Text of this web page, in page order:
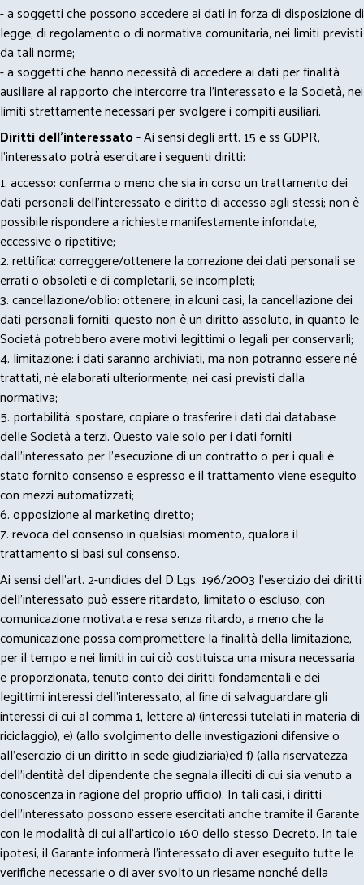
- a soggetti che possono accedere ai dati in forza di disposizione di
legge, di regolamento o di normativa comunitaria, nei limiti previsti
da tali norme;
- a soggetti che hanno necessità di accedere ai dati per finalità
ausiliare al rapporto che intercorre tra l’interessato e la Società, nei
limiti strettamente necessari per svolgere i compiti ausiliari.
Diritti dell’interessato -Ai sensi degli artt. 15 e ss GDPR,
l’interessato potrà esercitare i seguenti diritti:
1. accesso: conferma o meno che sia in corso un trattamento dei
dati personali dell’interessato e diritto di accesso agli stessi; non è
possibile rispondere a richieste manifestamente infondate,
eccessive o ripetitive;
2. rettifica: correggere/ottenere la correzione dei dati personali se
errati o obsoleti e di completarli, se incompleti;
3. cancellazione/oblio: ottenere, in alcuni casi, la cancellazione dei
dati personali forniti; questo non è un diritto assoluto, in quanto le
Società potrebbero avere motivi legittimi o legali per conservarli;
4. limitazione: i dati saranno archiviati, ma non potranno essere né
trattati, né elaborati ulteriormente, nei casi previsti dalla
normativa;
5. portabilità: spostare, copiare o trasferire i dati dai database
delle Società a terzi. Questo vale solo per i dati forniti
dall’interessato per l’esecuzione di un contratto o per i quali è
stato fornito consenso e espresso e il trattamento viene eseguito
con mezzi automatizzati;
6. opposizione al marketing diretto;
7. revoca del consenso in qualsiasi momento, qualora il
trattamento si basi sul consenso.
Ai sensi dell’art. 2-undicies del D.Lgs. 196/2003 l’esercizio dei diritti
dell’interessato può essere ritardato, limitato o escluso, con
comunicazione motivata e resa senza ritardo, a meno che la
comunicazione possa compromettere la finalità della limitazione,
per il tempo e nei limiti in cui ciò costituisca una misura necessaria
e proporzionata, tenuto conto dei diritti fondamentali e dei
legittimi interessi dell’interessato, al fine di salvaguardare gli
interessi di cui al comma 1, lettere a) (interessi tutelati in materia di
riciclaggio), e) (allo svolgimento delle investigazioni difensive o
all’esercizio di un diritto in sede giudiziaria)ed f) (alla riservatezza
dell’identità del dipendente che segnala illeciti di cui sia venuto a
conoscenza in ragione del proprio ufficio). In tali casi, i diritti
dell’interessato possono essere esercitati anche tramite il Garante
con le modalità di cui all’articolo 160 dello stesso Decreto. In tale
ipotesi, il Garante informerà l’interessato di aver eseguito tutte le
verifiche necessarie o di aver svolto un riesame nonché della